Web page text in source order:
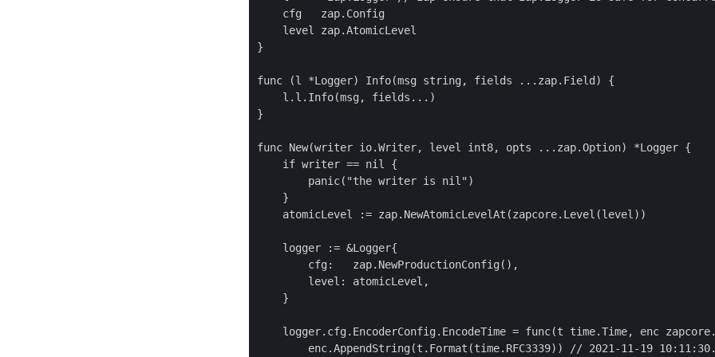
    cfg   zap.Config
    level zap.AtomicLevel
}
func (l *Logger) Info(msg string, fields ...zap.Field) {
    l.l.Info(msg, fields...)
}
func New(writer io.Writer, level int8, opts ...zap.Option) *Logger {
    if writer == nil {
        panic("the writer is nil")
    }
    atomicLevel := zap.NewAtomicLevelAt(zapcore.Level(level))
    logger := &Logger{
        cfg:   zap.NewProductionConfig(),
        level: atomicLevel,
    }
logger.cfg.EncoderConfig.EncodeTime = func(t time.Time, enc
enc.AppendString(t.Format(time.RFC3339)) // 2021-11-19